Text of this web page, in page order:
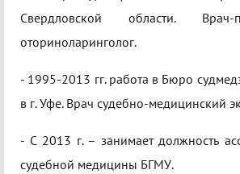
Свердловской области. Врач-
оториноларинголог.
- 1995-2013 гг. работа в Бюро
в г. Уфе. Врач судебно-медицинский
- С 2013 г. – занимает должность
судебной медицины БГМУ.